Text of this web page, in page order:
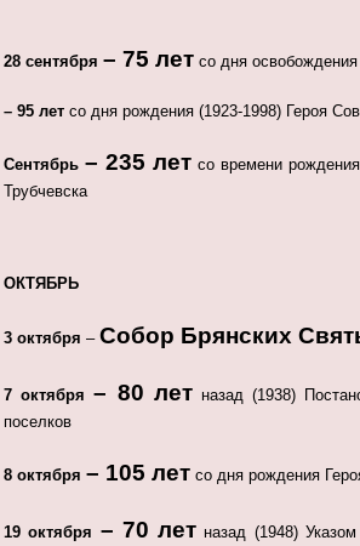
28 сентября – 75 лет со дня освобождения
– 95 лет со дня рождения (1923-1998) Героя
Сентябрь– 235 лет со времени
Трубчевска
ОКТЯБРЬ
3 октября – Собор Брянских
7 октября– 80 летназад (1938)
поселков
8 октября – 105 лет со дня рождения
19 октября – 70 лет назад (1948)